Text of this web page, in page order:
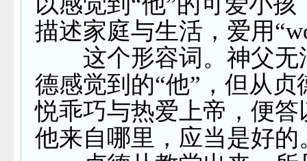
描述家庭与生活，爱用“
这个形容词。神父无
德感觉到的“他”，但从贞
悦乖巧与热爱上帝，便答
他来自哪里，应当是好的